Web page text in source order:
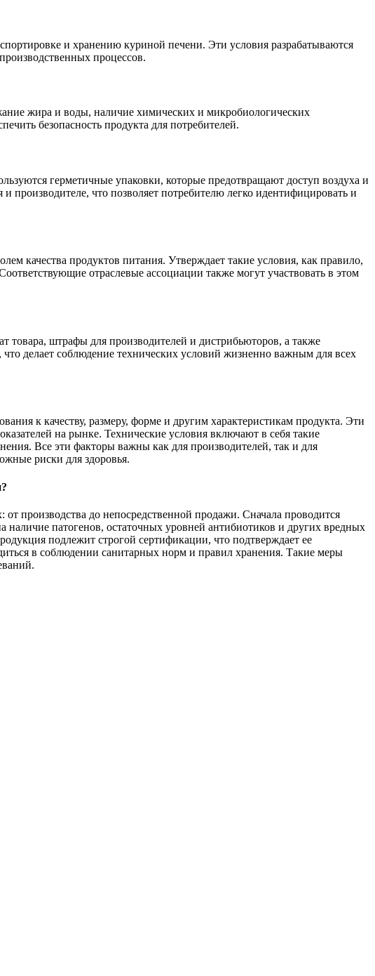
и хранению куриной печени. Эти условия разрабатываются
процессов.
жира и воды, наличие химических и микробиологических
безопасность продукта для потребителей.
герметичные упаковки, которые предотвращают доступ воздуха и
что позволяет потребителю легко идентифицировать и
качества продуктов питания. Утверждает такие условия, как правило,
отраслевые ассоциации также могут участвовать в этом
товара, штрафы для производителей и дистрибьюторов, а также
что делает соблюдение технических условий жизненно важным для всех
к качеству, размеру, форме и другим характеристикам продукта. Эти
на рынке. Технические условия включают в себя такие
Все эти факторы важны как для производителей, так и для
риски для здоровья.
производства до непосредственной продажи. Сначала проводится
наличие патогенов, остаточных уровней антибиотиков и других вредных
подлежит строгой сертификации, что подтверждает ее
в соблюдении санитарных норм и правил хранения. Такие меры